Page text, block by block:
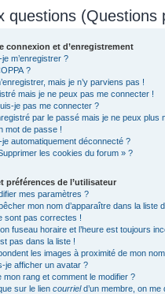
questions (Questions
connexion et d’enregistrement
m’enregistrer ?
?
mais je n’y parviens pas !
mais je ne peux pas me connecter !
je pas me connecter ?
par le passé mais je ne peux plus
mot de passe !
automatiquement déconnecté ?
les cookies du forum » ?
préférences de l’utilisateur
mes paramètres ?
mon nom d’apparaître dans la liste
sont pas correctes !
fuseau horaire et l’heure est toujours
pas dans la liste !
les images à proximité de mon nom
je afficher un avatar ?
mon rang et comment le modifier ?
sur le lien courrield’un membre, on me